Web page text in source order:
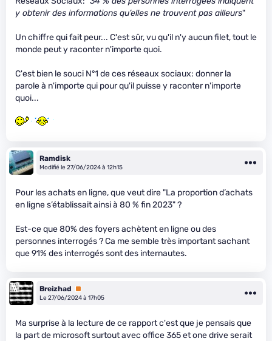
y obtenir des informations qu’elles ne trouvent pas ailleurs"
Un chiffre qui fait peur... C'est sûr, vu qu'il n'y aucun filet, tout le
monde peut y raconter n'importe quoi.
C'est bien le souci N°1 de ces réseaux sociaux: donner la
parole à n'importe qui pour qu'il puisse y raconter n'importe
quoi...
Ramdisk
Modifié le 27/06/2024 à 12h15
Pour les achats en ligne, que veut dire "La proportion d’achats
en ligne s’établissait ainsi à 80 % fin 2023" ?
Est-ce que 80% des foyers achètent en ligne ou des
personnes interrogés ? Ca me semble très important sachant
que 91% des interrogés sont des internautes.
Breizhad
Premium
Le 27/06/2024 à 17h05
Ma surprise à la lecture de ce rapport c'est que je pensais que
la part de microsoft surtout avec office 365 et one drive serait